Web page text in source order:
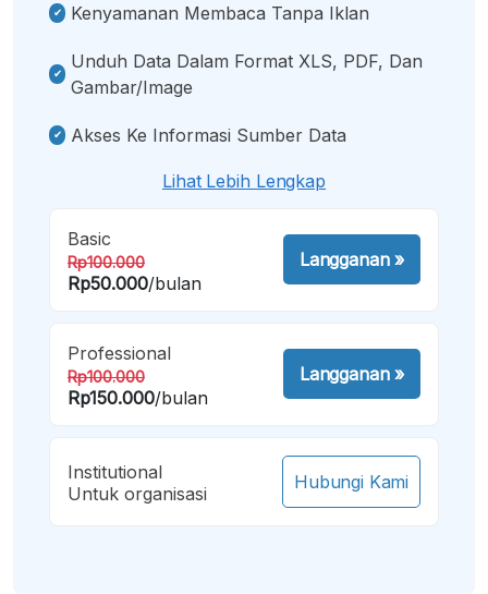
Kenyamanan Membaca Tanpa Iklan
Unduh Data Dalam Format XLS, PDF, Dan
Gambar/image
Akses Ke Informasi Sumber Data
Lihat Lebih Lengkap
Basic
Rp100.000
Rp50.000/bulan
Langganan»
Professional
Rp100.000
Rp150.000/bulan
Langganan»
Institutional
Untuk organisasi
Hubungi Kami